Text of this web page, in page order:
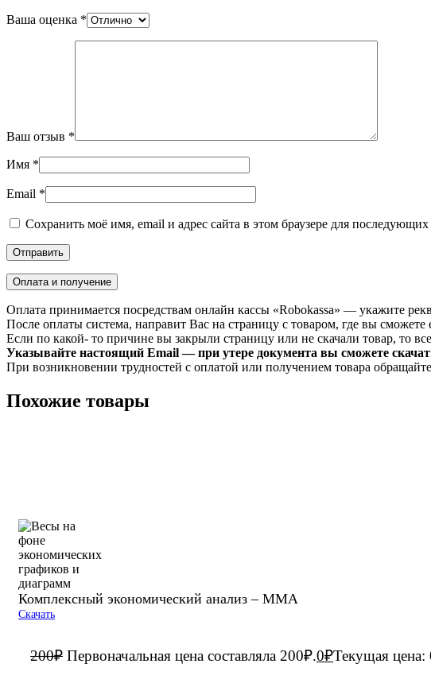
Ваша оценка *
Ваш отзыв *
Имя *
Email *
Сохранить моё имя, email и адрес сайта в этом браузере для
Оплата и получение
Оплата принимается посредствам онлайн кассы «Robokassa» — укажите
После оплаты система, направит Вас на страницу с товаром, где вы сможете
Если по какой- то причине вы закрыли страницу или не скачали товар, то
Указывайте настоящий Email — при утере документа вы сможете
При возникновении трудностей с оплатой или получением товара
Похожие товары
Комплексный экономический анализ – ММА
Скачать
200₽ Первоначальная цена составляла 200₽.0₽Текущая цена: